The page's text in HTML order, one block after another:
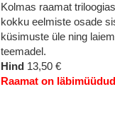
Kolmas raamat
kokku eelmiste osade
küsimuste üle ning
teemadel.
Hind 13,50 €
Raamat on